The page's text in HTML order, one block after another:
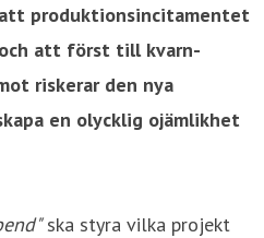
produktionsincitamentet
att först till kvarn-
riskerar den nya
en olycklig ojämlikhet
ska styra vilka projekt